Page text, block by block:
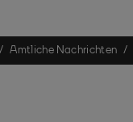
Amtliche Nachrichten